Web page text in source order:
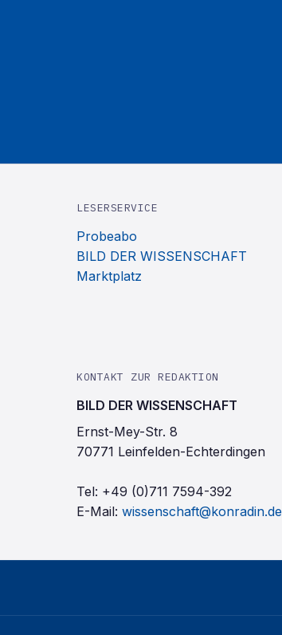
LESERSERVICE
Probeabo
BILD DER WISSENSCHAFT
Marktplatz
KONTAKT ZUR REDAKTION
BILD DER WISSENSCHAFT
Ernst-Mey-Str. 8
70771 Leinfelden-Echterdingen
Tel: +49 (0)711 7594-392
E-Mail: wissenschaft@konradin.de